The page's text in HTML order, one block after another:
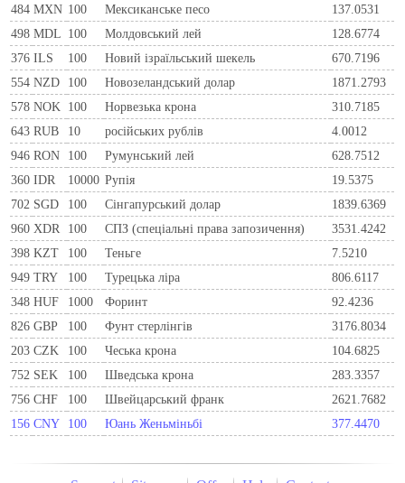
484 MXN 100 Мексиканське песо
137.0531
498 MDL 100 Молдовський лей
128.6774
376 ILS 100 Новий ізраїльський шекель
670.7196
554 NZD 100 Новозеландський долар
1871.2793
578 NOK 100 Норвезька крона
310.7185
643 RUB 10 російських рублів
4.0012
946 RON 100 Румунський лей
628.7512
360 IDR 10000 Рупія
19.5375
702 SGD 100 Сінгапурський долар
1839.6369
960 XDR 100 СПЗ (спеціальні права запозичення)
3531.4242
398 KZT 100 Теньге
7.5210
949 TRY 100 Турецька ліра
806.6117
348 HUF 1000 Форинт
92.4236
826 GBP 100 Фунт стерлінгів
3176.8034
203 CZK 100 Чеська крона
104.6825
752 SEK 100 Шведська крона
283.3357
756 CHF 100 Швейцарський франк
2621.7682
156 CNY 100 Юань Женьміньбі 377.4470